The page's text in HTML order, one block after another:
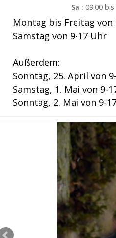
Sa : 09:00 bis
Montag bis Freitag von
Samstag von 9-17 Uhr
Außerdem:
Sonntag, 25. April von
Samstag, 1. Mai von 9-
Sonntag, 2. Mai von 9-